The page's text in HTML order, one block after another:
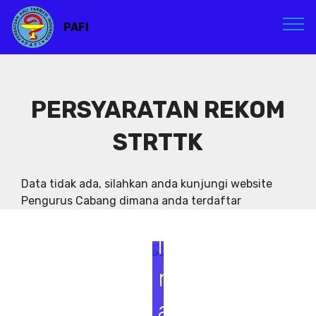
PAFI
PERSYARATAN REKOM
STRTTK
Data tidak ada, silahkan anda kunjungi website
Pengurus Cabang dimana anda terdaftar
S
e
m
i
n
a